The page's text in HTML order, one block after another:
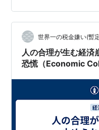
世界一の税金嫌い(暫
人の合理が生む経
恐慌（Economic
Could Not Be